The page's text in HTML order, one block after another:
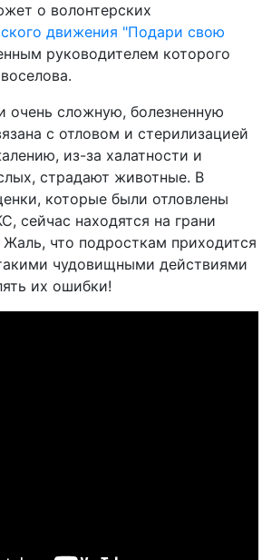
о волонтерских
движения "Подари свою
руководителем которого
очень сложную, болезненную
с отловом и стерилизацией
из-за халатности и
страдают животные. В
которые были отловлены
сейчас находятся на грани
что подросткам приходится
чудовищными действиями
их ошибки!